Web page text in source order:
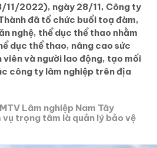
11/2022), ngày 28/11, Công ty
đã tổ chức buổi toạ đàm,
nghệ, thể dục thể thao nhằm
dục thể thao, nâng cao sức
viên và người lao động, tạo mối
công ty lâm nghiệp trên địa
Lâm nghiệp Nam Tây
vụ trọng tâm là quản lý bảo vệ